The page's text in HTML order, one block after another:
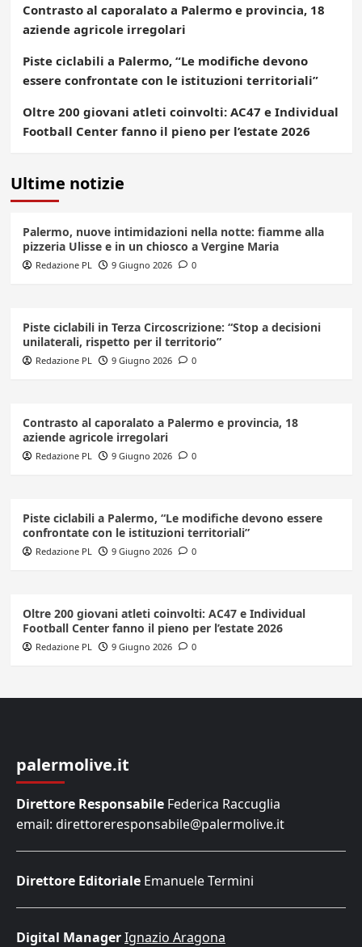
Contrasto al caporalato a Palermo e provincia, 18
aziende agricole irregolari
Piste ciclabili a Palermo, “Le modifiche devono
essere confrontate con le istituzioni territoriali”
Oltre 200 giovani atleti coinvolti: AC47 e Individual
Football Center fanno il pieno per l’estate 2026
Ultime notizie
Palermo, nuove intimidazioni nella notte: fiamme alla
pizzeria Ulisse e in un chiosco a Vergine Maria
Redazione PL 9 Giugno 2026 0
Piste ciclabili in Terza Circoscrizione: “Stop a decisioni
unilaterali, rispetto per il territorio”
Redazione PL 9 Giugno 2026 0
Contrasto al caporalato a Palermo e provincia, 18
aziende agricole irregolari
Redazione PL 9 Giugno 2026 0
Piste ciclabili a Palermo, “Le modifiche devono essere
confrontate con le istituzioni territoriali”
Redazione PL 9 Giugno 2026 0
Oltre 200 giovani atleti coinvolti: AC47 e Individual
Football Center fanno il pieno per l’estate 2026
Redazione PL 9 Giugno 2026 0
palermolive.it
Direttore Responsabile Federica Raccuglia
email: direttoreresponsabile@palermolive.it
Direttore Editoriale Emanuele Termini
Digital ManagerIgnazio Aragona